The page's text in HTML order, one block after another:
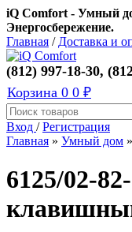
iQ Comfort - Умный
Энергосбережение.
Главная / Доставка и
(812) 997-18-30,
Корзина 0 0 ₽
Вход /Регистрация
Главная » Умный дом »
6125/02-